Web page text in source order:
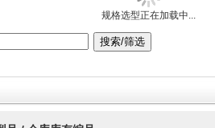
规格选型正在加载中...